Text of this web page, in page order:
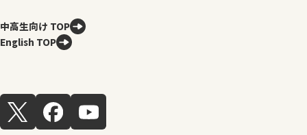
中高生向け TOP
English TOP